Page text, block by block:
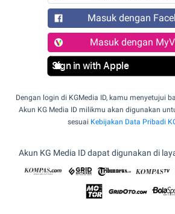
Masuk dengan
Masuk dengan
Sign in with Apple
Dengan login di KGMedia ID, kamu menyetujui
Akun KG Media ID milikmu akan digunakan
sesuai Kebijakan Data Pribadi
Akun KG Media ID dapat digunakan di